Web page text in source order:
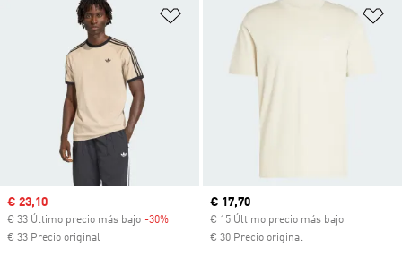
Añadir a la lista de deseos
Precio de venta
€ 23,10
€ 33 Último precio más bajo -30% Descuento
€ 33 Precio original
Precio actual
€ 17,70
€ 15 Último precio más bajo
€ 30 Precio original